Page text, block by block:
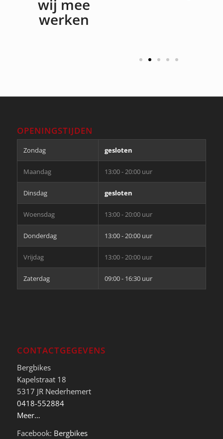
wij mee
werken
OPENINGSTIJDEN
Zondag gesloten
Maandag 13:00 - 20:00 uur
Dinsdag gesloten
Woensdag 13:00 - 20:00 uur
Donderdag 13:00 - 20:00 uur
Vrijdag 13:00 - 20:00 uur
Zaterdag 09:00 - 16:30 uur
CONTACTGEGEVENS
Bergbikes
Kapelstraat 18
5317 JR Nederhemert
0418-552884
Meer…
Facebook: Bergbikes